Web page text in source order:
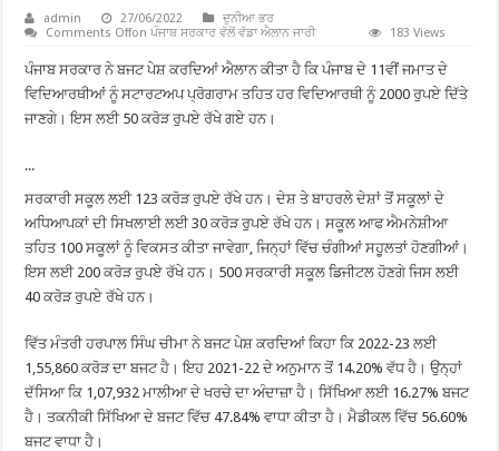
admin 27/06/2022
ਦੁਨੀਆ ਭਰ
Comments Offon ਪੰਜਾਬ ਸਰਕਾਰ ਵੱਲੋਂ ਵੱਡਾ ਐਲਾਨ ਜਾਰੀ 183 Views
ਪੰਜਾਬ ਸਰਕਾਰ ਨੇ ਬਜਟ ਪੇਸ਼ ਕਰਦਿਆਂ ਐਲਾਨ ਕੀਤਾ ਹੈ ਕਿ ਪੰਜਾਬ ਦੇ 11ਵੀਂ ਜਮਾਤ ਦੇ
ਵਿਦਿਆਰਥੀਆਂ ਨੂੰ ਸਟਾਰਟਅਪ ਪ੍ਰੋਗਰਾਮ ਤਹਿਤ ਹਰ ਵਿਦਿਆਰਥੀ ਨੂੰ 2000 ਰੁਪਏ ਦਿੱਤੇ
ਜਾਣਗੇ। ਇਸ ਲਈ 50 ਕਰੋੜ ਰੁਪਏ ਰੱਖੇ ਗਏ ਹਨ।
...
ਸਰਕਾਰੀ ਸਕੂਲ ਲਈ 123 ਕਰੋੜ ਰੁਪਏ ਰੱਖੇ ਹਨ। ਦੇਸ਼ ਤੇ ਬਾਹਰਲੇ ਦੇਸ਼ਾਂ ਤੋਂ ਸਕੂਲਾਂ ਦੇ
ਅਧਿਆਪਕਾਂ ਦੀ ਸਿਖਲਾਈ ਲਈ 30 ਕਰੋੜ ਰੁਪਏ ਰੱਖੇ ਹਨ। ਸਕੂਲ ਆਫ ਐਮਨੇਸ਼ੀਆ
ਤਹਿਤ 100 ਸਕੂਲਾਂ ਨੂੰ ਵਿਕਸਤ ਕੀਤਾ ਜਾਵੇਗਾ, ਜਿਨ੍ਹਾਂ ਵਿੱਚ ਚੰਗੀਆਂ ਸਹੂਲਤਾਂ ਹੋਣਗੀਆਂ।
ਇਸ ਲਈ 200 ਕਰੋੜ ਰੁਪਏ ਰੱਖੇ ਹਨ। 500 ਸਰਕਾਰੀ ਸਕੂਲ ਡਿਜੀਟਲ ਹੋਣਗੇ ਜਿਸ ਲਈ
40 ਕਰੋੜ ਰੁਪਏ ਰੱਖੇ ਹਨ।
ਵਿੱਤ ਮੰਤਰੀ ਹਰਪਾਲ ਸਿੰਘ ਚੀਮਾ ਨੇ ਬਜਟ ਪੇਸ਼ ਕਰਦਿਆਂ ਕਿਹਾ ਕਿ 2022-23 ਲਈ
1,55,860 ਕਰੋੜ ਦਾ ਬਜਟ ਹੈ। ਇਹ 2021-22 ਦੇ ਅਨੁਮਾਨ ਤੋਂ 14.20% ਵੱਧ ਹੈ। ਉਨ੍ਹਾਂ
ਦੱਸਿਆ ਕਿ 1,07,932 ਮਾਲੀਆ ਦੇ ਖਰਚੇ ਦਾ ਅੰਦਾਜ਼ਾ ਹੈ। ਸਿੱਖਿਆ ਲਈ 16.27% ਬਜਟ
ਹੈ। ਤਕਨੀਕੀ ਸਿੱਖਿਆ ਦੇ ਬਜਟ ਵਿੱਚ 47.84% ਵਾਧਾ ਕੀਤਾ ਹੈ। ਮੈਡੀਕਲ ਵਿੱਚ 56.60%
ਬਜਟ ਵਾਧਾ ਹੈ।